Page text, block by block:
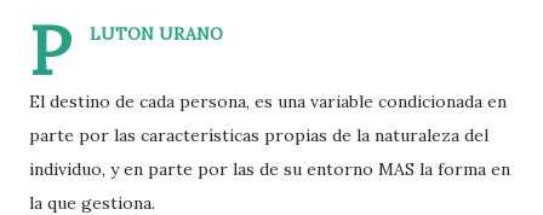
P LUTON URANO
El destino de cada persona, es una variable condicionada en
parte por las características propias de la naturaleza del
individuo, y en parte por las de su entorno MAS la forma en
la que gestiona.